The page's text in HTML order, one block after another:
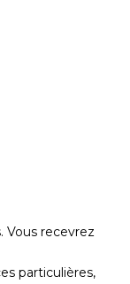
Vous recevrez
particulières,